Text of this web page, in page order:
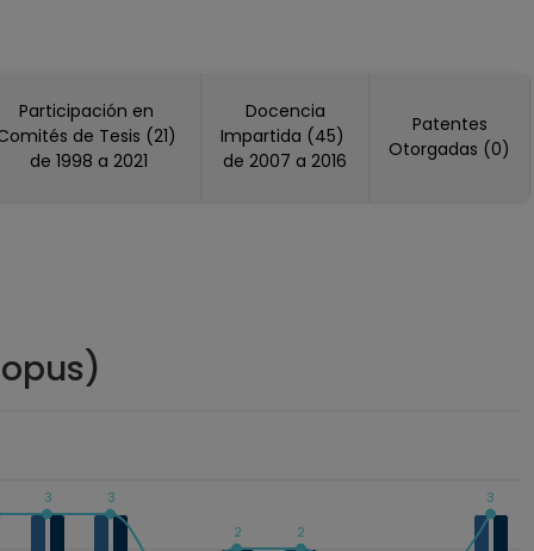
America (2003)
Participación en
de Tesis (21)
de 1998 a 2021
Docencia
Impartida (45)
de 2007 a 2016
Patentes
Otorgadas (0)
3
3
2
2
3